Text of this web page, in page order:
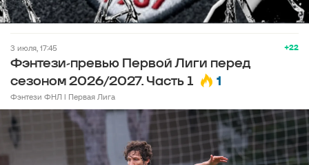
+22
3 июля, 17:45
Фэнтези-превью Первой Лиги перед
сезоном 2026/2027. Часть 1
1
Фэнтези ФНЛ l Первая Лига